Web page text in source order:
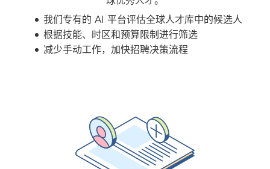
我们专有的 AI 平台评估全球人才库中的候选人
根据技能、时区和预算限制进行筛选
减少手动工作，加快招聘决策流程